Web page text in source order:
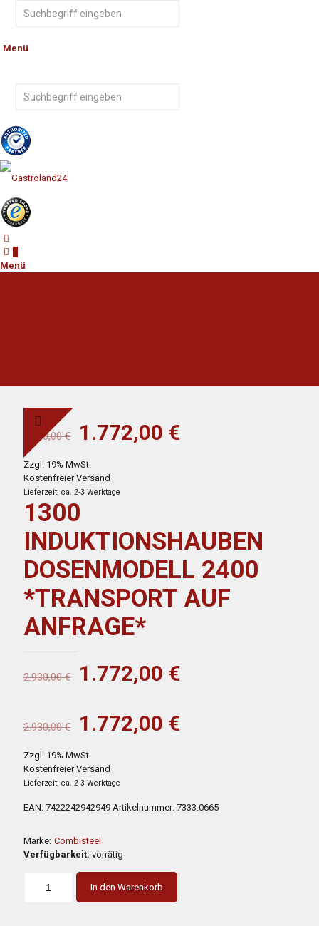
Menü
Menü
2.930,00€
Ursprünglicher
war:
2.930,00 €
1.772,00 €
Zzgl. 19% MwSt.
Kostenfreier Versand
Lieferzeit: ca. 2-3 Werktage
1300
INDUKTIONSHAUBEN
DOSENMODELL 2400
*TRANSPORT AUF
ANFRAGE*
2.930,00€
Ursprünglicher
war:
2.930,00 €
1.772,00 €
2.930,00€
Ursprünglicher
war:
2.930,00 €
1.772,00 €
Zzgl. 19% MwSt.
Kostenfreier Versand
Lieferzeit: ca. 2-3 Werktage
EAN: 7422242942949 Artikelnummer: 7333.0665
Marke: Combisteel
Verfügbarkeit: vorrätig
In den Warenkorb